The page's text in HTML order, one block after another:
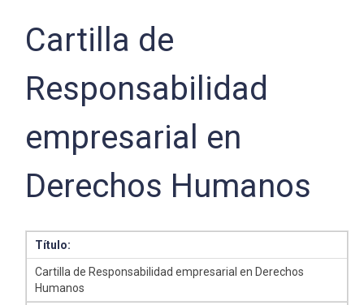
Cartilla de
Responsabilidad
empresarial en
Derechos Humanos
Título:
Cartilla de Responsabilidad empresarial en Derechos
Humanos